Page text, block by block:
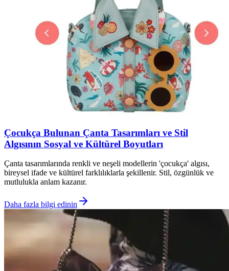
Çocukça Bulunan Çanta Tasarımları ve Stil
Algısının Sosyal ve Kültürel Boyutları
Çanta tasarımlarında renkli ve neşeli modellerin 'çocukça' algısı,
bireysel ifade ve kültürel farklılıklarla şekillenir. Stil, özgünlük ve
mutlulukla anlam kazanır.
Daha fazla bilgi edinin